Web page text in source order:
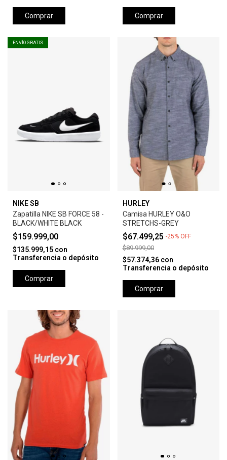
Comprar Comprar
ENVÍO GRATIS
NIKE SB
Zapatilla NIKE SB FORCE 58 -
BLACK/WHITE BLACK
$159.999,00
$135.999,15 con
Transferencia o depósito
Comprar
HURLEY
Camisa HURLEY O&O
STRETCHS-GREY
$67.499,25 -25% OFF
$89.999,00
$57.374,36 con
Transferencia o depósito
Comprar